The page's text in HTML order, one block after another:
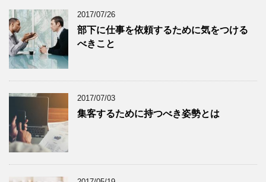
2017/07/26
部下に仕事を依頼するために気をつける
べきこと
2017/07/03
集客するために持つべき姿勢とは